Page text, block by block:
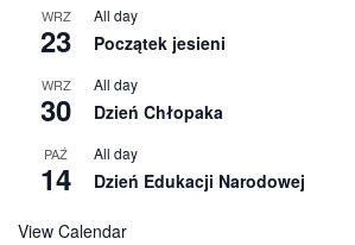
WRZ
23
All day
Początek jesieni
WRZ
30
All day
Dzień Chłopaka
PAŹ
14
All day
Dzień Edukacji Narodowej
View Calendar